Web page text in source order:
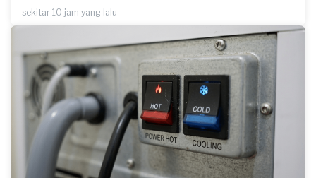
sekitar 10 jam yang lalu